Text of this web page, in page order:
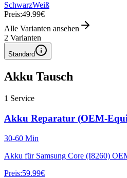
SchwarzWeiß
Preis:49.99€
Alle Varianten ansehen
2 Varianten
Standard
Akku Tausch
1 Service
Akku Reparatur (OEM-
30-60 Min
Akku für Samsung Core (I8260)
Preis:59.99€